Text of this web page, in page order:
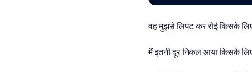
वह मुझसे लिपट कर रोई किसके
मैं इतनी दूर निकल आया किसके